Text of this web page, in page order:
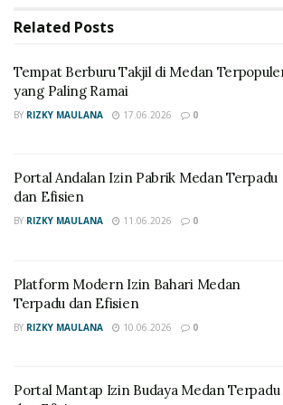
AMBISI IKN
Mengapa 160 Ribu?
Menteri PANRB (Asumsi Tokoh
PNS di seluruh Indonesia.“Kita tidak
orang untuk mengisi meja kosong,
digital yang mampu mengoperasikan
Distribusi Pusat dan Daerah
Perbandingan tahun ini cukup mencolok:
Menyerap30% (48.000
Related Posts
Tempat Berburu Takjil di Medan
yang Paling Ramai
BY RIZKY MAULANA 17.06.2026 0
Portal Andalan Izin Pabrik Medan Terpadu
dan Efisien
BY RIZKY MAULANA 11.06.2026 0
Platform Modern Izin Bahari Medan
Terpadu dan Efisien
BY RIZKY MAULANA 10.06.2026 0
Portal Mantap Izin Budaya Medan Terpadu